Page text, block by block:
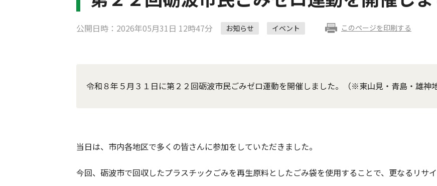
公開日時：2026年05月31日 12時47分 お知らせ イベント このページを印刷する
令和８年５月３１日に第２２回砺波市民ごみゼロ運動を開催しました。（※東山見・青島・雄神地
当日は、市内各地区で多くの皆さんに参加をしていただきました。
今回、砺波市で回収したプラスチックごみを再生原料としたごみ袋を使用することで、更なるリサ